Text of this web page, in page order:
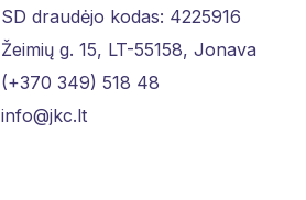
SD draudėjo kodas: 4225916
Žeimių g. 15, LT-55158, Jonava
(+370 349) 518 48
info@jkc.lt